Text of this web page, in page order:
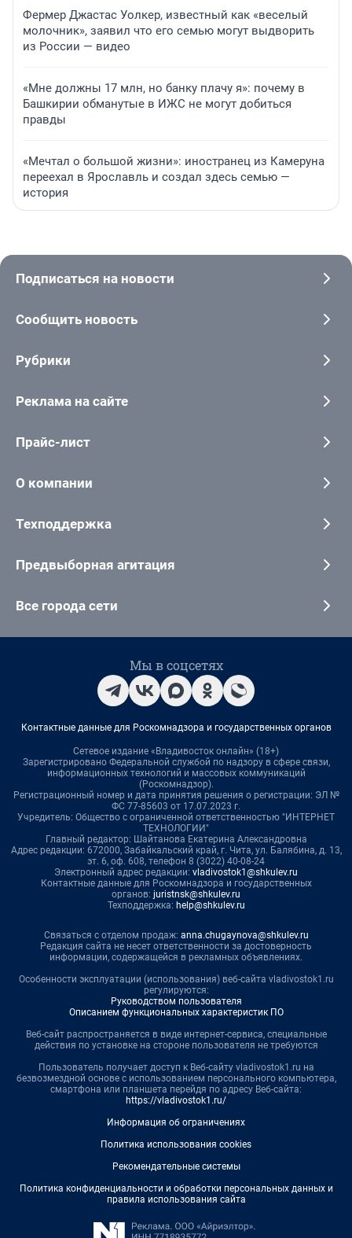
Фермер Джастас Уолкер, известный как «веселый
молочник», заявил что его семью могут выдворить
из России — видео
«Мне должны 17 млн, но банку плачу я»: почему в
Башкирии обманутые в ИЖС не могут добиться
правды
«Мечтал о большой жизни»: иностранец из Камеруна
переехал в Ярославль и создал здесь семью —
история
Подписаться на новости
Сообщить новость
Рубрики
Реклама на сайте
Прайс-лист
О компании
Техподдержка
Предвыборная агитация
Все города сети
Мы в соцсетях
Контактные данные для Роскомнадзора и государственных органов
Сетевое издание «Владивосток онлайн» (18+)
Зарегистрировано Федеральной службой по надзору в сфере связи,
информационных технологий и массовых коммуникаций
(Роскомнадзор).
Регистрационный номер и дата принятия решения о регистрации: ЭЛ №
ФС 77-85603 от 17.07.2023 г.
Учредитель: Общество с ограниченной ответственностью "ИНТЕРНЕТ
ТЕХНОЛОГИИ"
Главный редактор: Шайтанова Екатерина Александровна
Адрес редакции: 672000, Забайкальский край, г. Чита, ул. Балябина, д. 13,
эт. 6, оф. 608, телефон 8 (3022) 40-08-24
Электронный адрес редакции: vladivostok1@shkulev.ru
Контактные данные для Роскомнадзора и государственных
органов: juristnsk@shkulev.ru
Техподдержка: help@shkulev.ru
Связаться с отделом продаж: anna.chugaynova@shkulev.ru
Редакция сайта не несет ответственности за достоверность
информации, содержащейся в рекламных объявлениях.
Особенности эксплуатации (использования) веб-сайта vladivostok1.ru
регулируются:
Руководством пользователя
Описанием функциональных характеристик ПО
Веб-сайт распространяется в виде интернет-сервиса, специальные
действия по установке на стороне пользователя не требуются
Пользователь получает доступ к Веб-сайту vladivostok1.ru на
безвозмездной основе с использованием персонального компьютера,
смартфона или планшета перейдя по адресу Веб-сайта:
https://vladivostok1.ru/
Информация об ограничениях
Политика использования cookies
Рекомендательные системы
Политика конфиденциальности и обработки персональных данных и
правила использования сайта